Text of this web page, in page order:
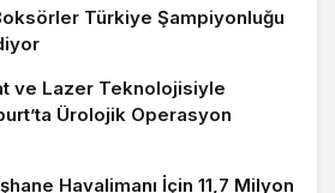
Türkiye Şampiyonluğu
ve Lazer Teknolojisiyle
Ürolojik Operasyon
Havalimanı İçin 11,7 Milyon